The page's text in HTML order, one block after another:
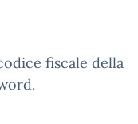
fiscale della